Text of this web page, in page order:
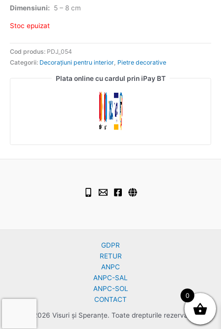
Dimensiuni: 5 – 8 cm
Stoc epuizat
Cod produs: PDJ_054
Categorii: Decorațiuni pentru interior Pietre decorative
Plata online cu cardul prin iPay BT
GDPR
RETUR
ANPC
ANPC-SAL
ANPC-SOL
CONTACT
© 2026 Visuri și Speranțe. Toate drepturile rezervate.
0